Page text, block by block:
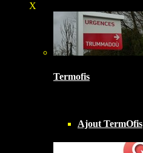
X
Termofis
Ajout TermOfis